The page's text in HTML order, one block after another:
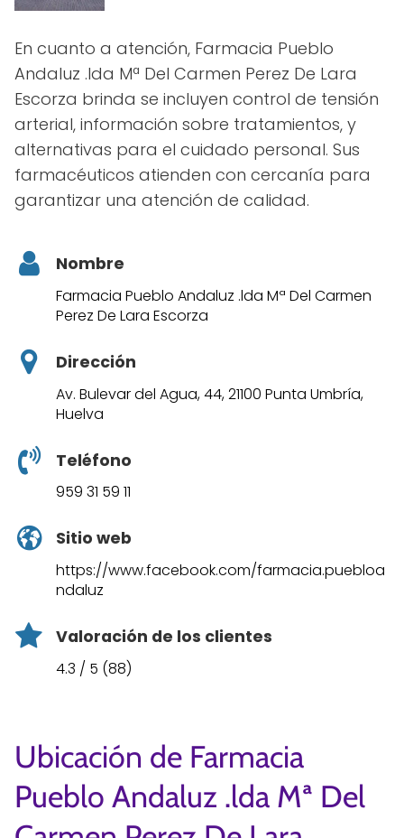
En cuanto a atención, Farmacia Pueblo
Andaluz .lda Mª Del Carmen Perez De Lara
Escorza brinda se incluyen control de tensión
arterial, información sobre tratamientos, y
alternativas para el cuidado personal. Sus
farmacéuticos atienden con cercanía para
garantizar una atención de calidad.
Nombre
Farmacia Pueblo Andaluz .lda Mª Del Carmen
Perez De Lara Escorza
Dirección
Av. Bulevar del Agua, 44, 21100 Punta Umbría,
Huelva
Teléfono
959 31 59 11
Sitio web
https://www.facebook.com/farmacia.puebloa
ndaluz
Valoración de los clientes
4.3 / 5 (88)
Ubicación de Farmacia
Pueblo Andaluz .lda Mª Del